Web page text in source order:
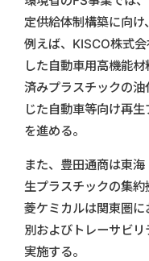
定供給体制構築に向け
例えば、KISCO株式
した自動車用高機能
済みプラスチックの
じた自動車等向け再
を進める。
また、豊田通商は東
生プラスチックの集
菱ケミカルは関東圏
別およびトレーサビ
実施する。